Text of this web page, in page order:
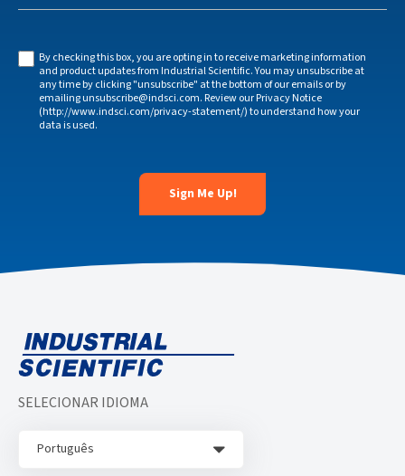
By checking this box, you are opting in to receive marketing information
and product updates from Industrial Scientific. You may unsubscribe at
any time by clicking "unsubscribe" at the bottom of our emails or by
emailing unsubscribe@indsci.com. Review our Privacy Notice
(http://www.indsci.com/privacy-statement/) to understand how your
data is used.
SELECIONAR IDIOMA
Português